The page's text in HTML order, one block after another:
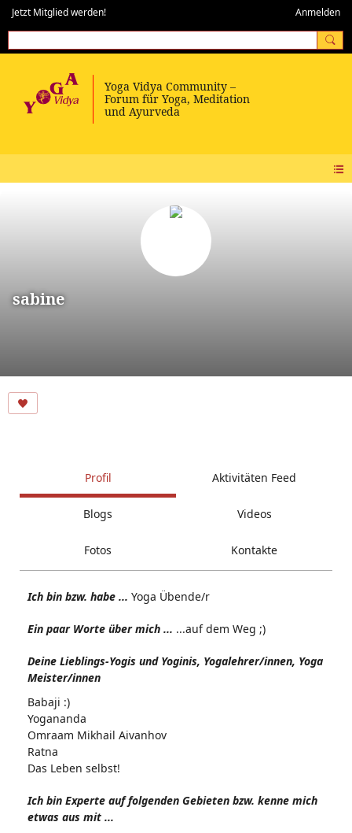
Jetzt Mitglied werden! Anmelden
sabine
Profil Aktivitäten Feed
Blogs Videos
Fotos Kontakte
Ich bin bzw. habe ... Yoga Übende/r
Ein paar Worte über mich ... ...auf dem Weg ;)
Deine Lieblings-Yogis und Yoginis, Yogalehrer/innen, Yoga
Meister/innen
Babaji :)
Yogananda
Omraam Mikhail Aivanhov
Ratna
Das Leben selbst!
Ich bin Experte auf folgenden Gebieten bzw. kenne mich
etwas aus mit ...